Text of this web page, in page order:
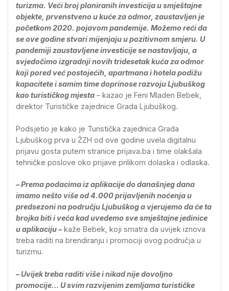
turizma. Veći broj planiranih investicija u smještajne
objekte, prvenstveno u kuće za odmor, zaustavljen je
početkom 2020. pojavom pandemije. Možemo reći da
se ove godine stvari mijenjaju u pozitivnom smjeru. U
pandemiji zaustavljene investicije se nastavljaju, a
svjedočimo izgradnji novih tridesetak kuća za odmor
koji pored već postojećih, apartmana i hotela podižu
kapacitete i samim time doprinose razvoju Ljubuškog
kao turističkog mjesta – kazao je Feni Mladen Bebek,
direktor Turističke zajednice Grada Ljubuškog.
Podsjetio je kako je Turistička zajednica Grada
Ljubuškog prva u ŽZH od ove godine uvela digitalnu
prijavu gosta putem stranice prijava.ba i time olakšala
tehničke poslove oko prijave prilikom dolaska i odlaska.
– Prema podacima iz aplikacije do današnjeg dana
imamo nešto više od 4.000 prijavljenih noćenja u
predsezoni na području Ljubuškog a vjerujemo da će ta
brojka biti i veća kad uvedemo sve smještajne jedinice
u aplikaciju –kaže Bebek, koji smatra da uvijek iznova
treba raditi na brendiranju i promociji ovog područja u
turizmu.
– Uvijek treba raditi više i nikad nije dovoljno
promocije… U svim razvijenim zemljama turističke